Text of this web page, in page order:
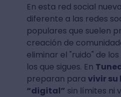
En esta red social
diferente a las redes
populares que suelen
creación de
eliminar el "ruido" de
los que sigues. En
preparan para vivir su
“digital” sin límites ni